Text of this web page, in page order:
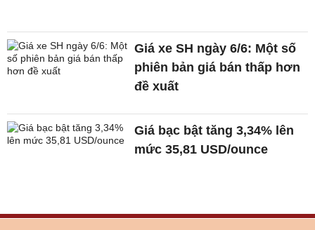
Giá xe SH ngày 6/6: Một số
phiên bản giá bán thấp hơn
đề xuất
Giá bạc bật tăng 3,34% lên
mức 35,81 USD/ounce